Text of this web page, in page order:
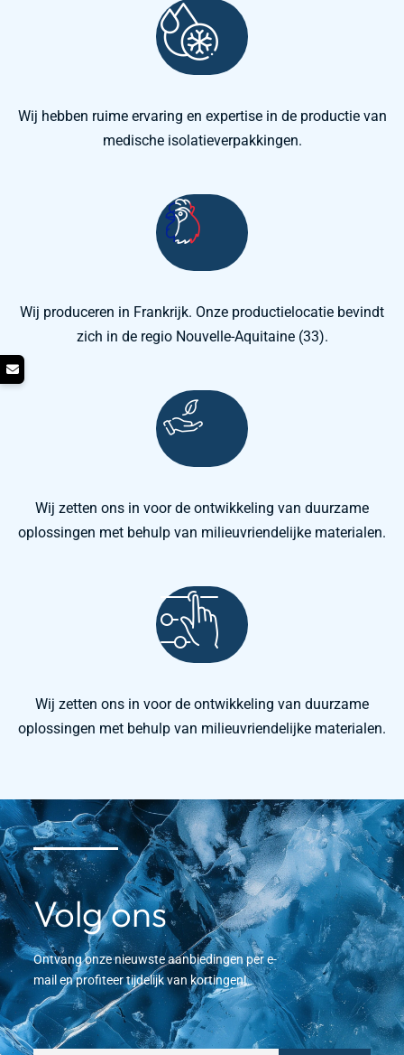
Wij hebben ruime ervaring en expertise in de productie van
medische isolatieverpakkingen.
Wij produceren in Frankrijk. Onze productielocatie bevindt
zich in de regio Nouvelle-Aquitaine (33).
Wij zetten ons in voor de ontwikkeling van duurzame
oplossingen met behulp van milieuvriendelijke materialen.
Wij zetten ons in voor de ontwikkeling van duurzame
oplossingen met behulp van milieuvriendelijke materialen.
Volg ons
Ontvang onze nieuwste aanbiedingen per e-
mail en profiteer tijdelijk van kortingen!